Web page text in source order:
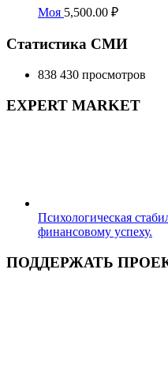
Моя 5,500.00 ₽
Статистика СМИ
838 430 просмотров
EXPERT MARKET
Психологическая
финансовому успеху.
ПОДДЕРЖАТЬ